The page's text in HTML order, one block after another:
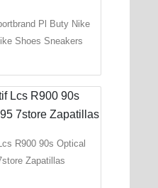
Pl Buty Nike
Shoes Sneakers
R900 90s Optical
Zapatillas